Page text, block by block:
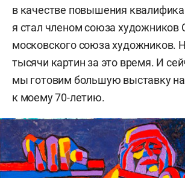
в качестве повышения
я стал членом союза художников
московского союза художников.
тысячи картин за это время. И
мы готовим большую выставку
к моему 70-летию.